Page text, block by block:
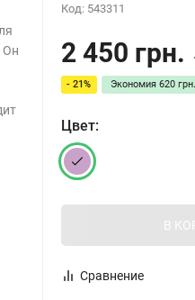
Он
Код: 543311
2 450 грн.
- 21% Экономия 620 грн.
Цвет:
В
Сравнение